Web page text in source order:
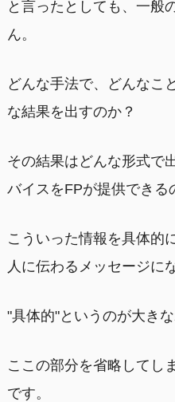
と言ったとしても、一般
ん。
どんな手法で、どんなこ
な結果を出すのか？
その結果はどんな形式で
バイスをFPが提供できる
こういった情報を具体的
人に伝わるメッセージに
"具体的"というのが大きな
ここの部分を省略してし
です。